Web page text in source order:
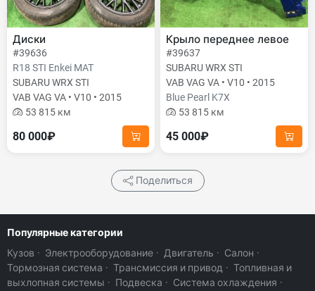
Диски
#39636
R18 STI Enkei MAT
SUBARU WRX STI
VAB VAG VA • V10 • 2015
53 815 км
80 000₽
Крыло переднее левое
#39637
SUBARU WRX STI
VAB VAG VA • V10 • 2015
Blue Pearl K7X
53 815 км
45 000₽
Поделиться
Популярные категории
Кузов · Электрооборудование · Двигатель · Салон ·
Тормозная система · Трансмиссия и привод · Топливная и
выхлопная системы · Подвеска · Система охлаждения ·